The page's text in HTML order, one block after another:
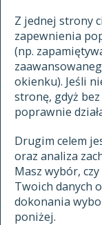
Z jednej strony
zapewnienia
(np.
okienku). Jeśli
stronę, gdyż
poprawnie
Drugim celem
oraz analiza
Masz wybór,
Twoich danych
dokonania
poniżej.
autorzy tekstów
zasady opracowania
statystyki
najnowsze hasła
ostatnio
materiały archiwalne
cytowanie
kontakt